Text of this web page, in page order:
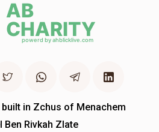
in Zchus of Menachem
Ben Rivkah Zlate